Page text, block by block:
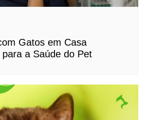
Gatos em Casa
para a Saúde do Pet